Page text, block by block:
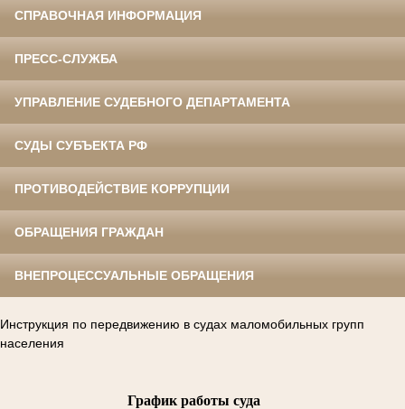
СПРАВОЧНАЯ ИНФОРМАЦИЯ
ПРЕСС-СЛУЖБА
УПРАВЛЕНИЕ СУДЕБНОГО ДЕПАРТАМЕНТА
СУДЫ СУБЪЕКТА РФ
ПРОТИВОДЕЙСТВИЕ КОРРУПЦИИ
ОБРАЩЕНИЯ ГРАЖДАН
ВНЕПРОЦЕССУАЛЬНЫЕ ОБРАЩЕНИЯ
Инструкция по передвижению в судах маломобильных групп
населения
График работы суда